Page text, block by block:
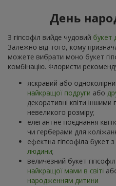
День
З гіпсофіл вийде чудовий букет
Залежно від того, кому
можете вибрати моно букет
комбінацію. Флористи
яскравий або
найкращої подруги або
декоративні квіти
невеликого розміру;
елегантне поєднання
чи герберами для
ефектна гіпсофіла букет
людини;
величезний букет
найкращої мами в світі
народженням дитини